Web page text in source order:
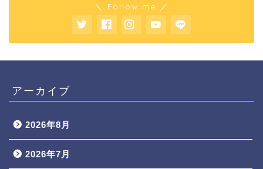
＼ Follow me ／
アーカイブ
2026年8月
2026年7月